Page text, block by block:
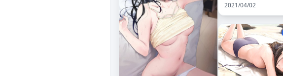
2021/04/02